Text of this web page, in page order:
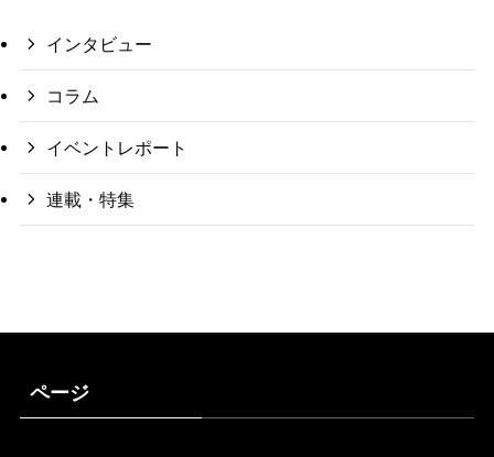
インタビュー
コラム
イベントレポート
連載・特集
ページ